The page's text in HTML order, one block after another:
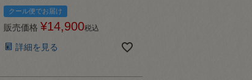
クール便でお届け
販売価格 ¥14,900税込
詳細を見る